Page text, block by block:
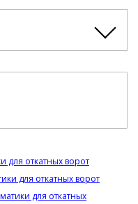
для откатных ворот
для откатных ворот
для откатных